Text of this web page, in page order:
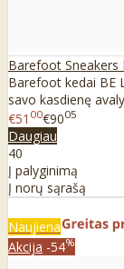
Barefoot Sneakers
Barefoot kedai BE
savo kasdienę
€51 00€9005
Daugiau
40
Į palyginimą
Į norų sąrašą
Naujiena
Akcija -54%